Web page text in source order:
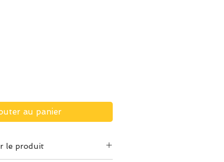
au panier
le produit